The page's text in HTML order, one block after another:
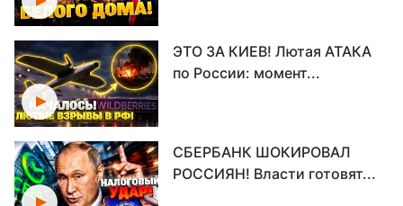
ЭТО ЗА КИЕВ! Лютая АТАКА
по России: момент...
СБЕРБАНК ШОКИРОВАЛ
РОССИЯН! Власти готовят...